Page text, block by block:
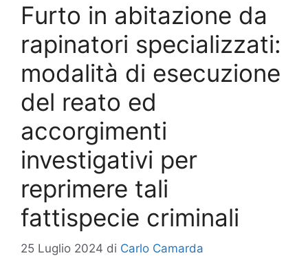
Furto in abitazione da
rapinatori specializzati:
modalità di esecuzione
del reato ed
accorgimenti
investigativi per
reprimere tali
fattispecie criminali
25 Luglio 2024 di Carlo Camarda